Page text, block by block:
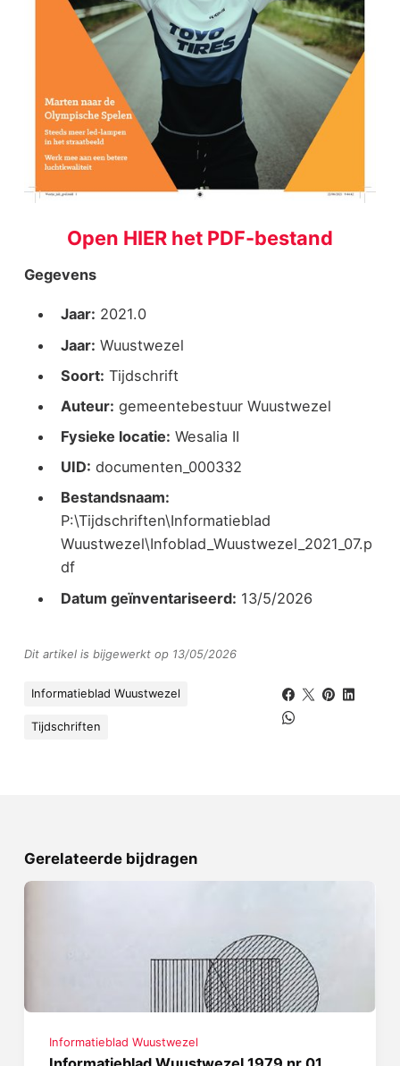
Open HIER het PDF-bestand
Gegevens
Jaar: 2021.0
Jaar: Wuustwezel
Soort: Tijdschrift
Auteur: gemeentebestuur Wuustwezel
Fysieke locatie: Wesalia II
UID: documenten_000332
Bestandsnaam:
P:\Tijdschriften\Informatieblad
Wuustwezel\Infoblad_Wuustwezel_2021_07.p
df
Datum geïnventariseerd: 13/5/2026
Dit artikel is bijgewerkt op 13/05/2026
Informatieblad Wuustwezel
Tijdschriften
Gerelateerde bijdragen
Informatieblad Wuustwezel